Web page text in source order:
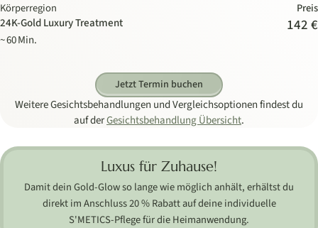
Körperregion
Preis
24K-Gold Luxury Treatment
~ 60 Min.
142 €
Jetzt Termin buchen
Weitere Gesichtsbehandlungen und Vergleichsoptionen findest du
auf derGesichtsbehandlung Übersicht.
Luxus für Zuhause!
Damit dein Gold-Glow so lange wie möglich anhält, erhältst du
direkt im Anschluss 20 % Rabatt auf deine individuelle
S'METICS-Pflege für die Heimanwendung.